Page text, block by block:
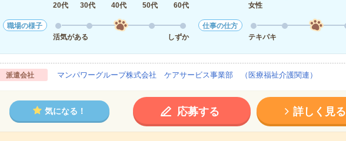
20代
30代 40代 50代 60代
女性
職場の様子
活気がある
しずか
仕事の仕方
テキパキ
派遣会社 マンパワーグループ株式会社 ケアサービス事業部 （医療福祉介護関連）
気になる！ 応募する 詳しく見る